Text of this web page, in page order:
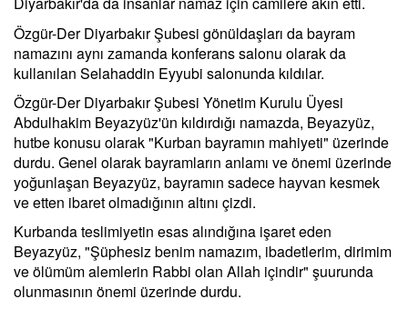
Özgür-Der Diyarbakır Şubesi gönüldaşları da bayram
namazını aynı zamanda konferans salonu olarak da
kullanılan Selahaddin Eyyubi salonunda kıldılar.
Özgür-Der Diyarbakır Şubesi Yönetim Kurulu Üyesi
Abdulhakim Beyazyüz'ün kıldırdığı namazda, Beyazyüz,
hutbe konusu olarak "Kurban bayramın mahiyeti" üzerinde
durdu. Genel olarak bayramların anlamı ve önemi üzerinde
yoğunlaşan Beyazyüz, bayramın sadece hayvan kesmek
ve etten ibaret olmadığının altını çizdi.
Kurbanda teslimiyetin esas alındığına işaret eden
Beyazyüz, "Şüphesiz benim namazım, ibadetlerim, dirimim
ve ölümüm alemlerin Rabbi olan Allah içindir" şuurunda
olunmasının önemi üzerinde durdu.